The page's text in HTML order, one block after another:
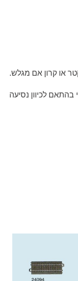
או קרון אם מגלש.
לכיוון נסיעה